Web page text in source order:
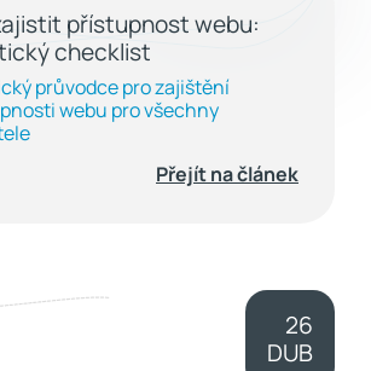
přístupnost webu:
checklist
průvodce pro zajištění
webu pro všechny
Přejít na článek
26
DUB